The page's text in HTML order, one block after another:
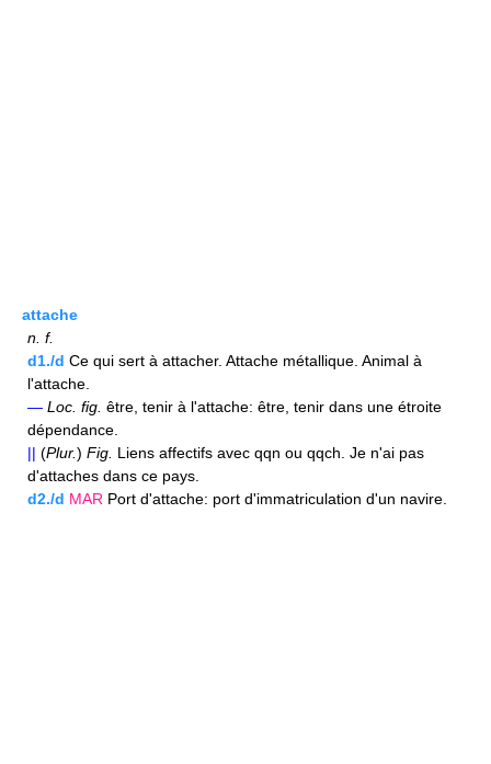
attache
n. f.
d1./d Ce qui sert à attacher. Attache métallique. Animal à
l'attache.
— Loc. fig. être, tenir à l'attache: être, tenir dans une étroite
dépendance.
|| (Plur.) Fig. Liens affectifs avec qqn ou qqch. Je n'ai pas
d'attaches dans ce pays.
d2./d MAR Port d'attache: port d'immatriculation d'un navire.